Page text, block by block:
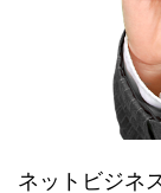
ネットビジネ